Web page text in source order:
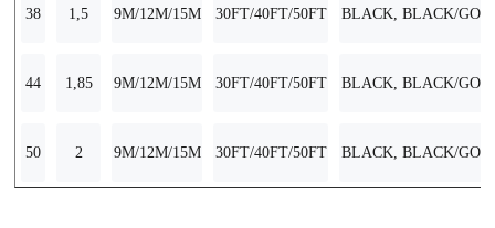
38 1,5 9M/12M/15M 30FT/40FT/50FT BLACK, BLACK/
44 1,85 9M/12M/15M 30FT/40FT/50FT BLACK, BLACK/
50 2 9M/12M/15M 30FT/40FT/50FT BLACK, BLACK/